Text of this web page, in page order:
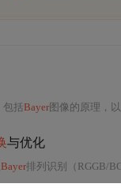
包括Bayer图像的原理，
与优化
Bayer排列识别（RGGB/